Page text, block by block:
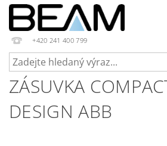
+420 241 400 799
ZÁSUVKA
DESIGN ABB